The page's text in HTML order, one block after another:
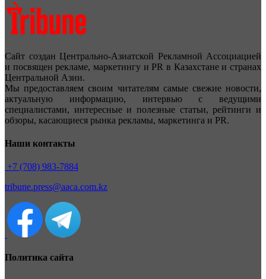
Сайт создан Центрально-Азиатской Рекламной Ассоциацией
и посвящен рекламе, маркетингу и PR в Казахстане и странах
Центральной Азии.
Мы предоставляем своим читателям самые свежие новости,
актуальную информацию, интервью с ведущими
специалистами, интересные и полезные статьи, рейтинги и
обзоры, касающиеся рынка рекламы, маркетинга и PR.
Наши контакты
+7 (708) 983-7884
tribune.press@aaca.com.kz
Политика сайта